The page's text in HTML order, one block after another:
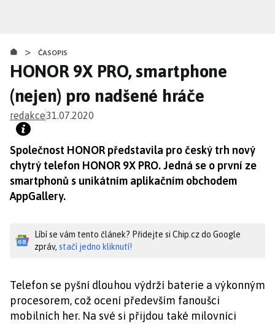
obsahu
> ČASOPIS
HONOR 9X PRO, smartphone
(nejen) pro nadšené hráče
redakce31.07.2020
Společnost HONOR představila pro český trh nový
chytrý telefon HONOR 9X PRO. Jedná se o první ze
smartphonů s unikátním aplikačním obchodem
AppGallery.
Líbí se vám tento článek? Přidejte si Chip.cz do Google
zpráv, stačí jedno kliknutí!
Telefon se pyšní dlouhou výdrží baterie a výkonným
procesorem, což ocení především fanoušci
mobilních her. Na své si přijdou také milovníci